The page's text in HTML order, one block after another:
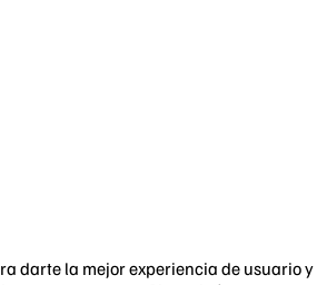
darte la mejor experiencia de usuario y